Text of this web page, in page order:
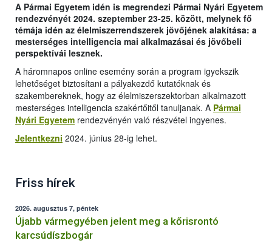
A Pármai Egyetem idén is megrendezi Pármai Nyári Egyetem
rendezvényét 2024. szeptember 23-25. között, melynek fő
témája idén az élelmiszerrendszerek jövőjének alakítása: a
mesterséges intelligencia mai alkalmazásai és jövőbeli
perspektívái lesznek.
A háromnapos online esemény során a program igyekszik
lehetőséget biztosítani a pályakezdő kutatóknak és
szakembereknek, hogy az élelmiszerszektorban alkalmazott
mesterséges intelligencia szakértőitől tanuljanak. A Pármai
Nyári Egyetem rendezvényén való részvétel ingyenes.
Jelentkezni 2024. június 28-ig lehet.
Friss hírek
2026. augusztus 7, péntek
Újabb vármegyében jelent meg a kőrisrontó
karcsúdíszbogár